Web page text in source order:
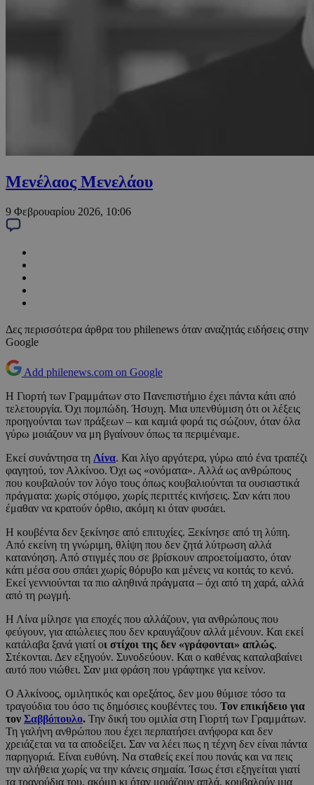
Μενέλαος Μενελάου
9 Φεβρουαρίου 2026, 10:06
Δες περισσότερα άρθρα του philenews όταν αναζητάς ειδήσεις στην
Google
Add philenews.com on Google
Η Γιορτή των Γραμμάτων στο Πανεπιστήμιο έχει πάντα κάτι από
τελετουργία. Όχι πομπώδη. Ήσυχη. Μια υπενθύμιση ότι οι λέξεις
προηγούνται των πράξεων – και καμιά φορά τις σώζουν, όταν όλα
γύρω μοιάζουν να μη βγαίνουν όπως τα περιμέναμε.
Εκεί συνάντησα τη Λίνα. Και λίγο αργότερα, γύρω από ένα τραπέζι
φαγητού, τον Αλκίνοο. Όχι ως «ονόματα». Αλλά ως ανθρώπους
που κουβαλούν τον λόγο τους όπως κουβαλιούνται τα ουσιαστικά
πράγματα: χωρίς στόμφο, χωρίς περιττές κινήσεις. Σαν κάτι που
έμαθαν να κρατούν όρθιο, ακόμη κι όταν φυσάει.
Η κουβέντα δεν ξεκίνησε από επιτυχίες. Ξεκίνησε από τη λύπη.
Από εκείνη τη γνώριμη, θλίψη που δεν ζητά λύτρωση αλλά
κατανόηση. Από στιγμές που σε βρίσκουν απροετοίμαστο, όταν
κάτι μέσα σου σπάει χωρίς θόρυβο και μένεις να κοιτάς το κενό.
Εκεί γεννιούνται τα πιο αληθινά πράγματα – όχι από τη χαρά, αλλά
από τη ρωγμή.
Η Λίνα μίλησε για εποχές που αλλάζουν, για ανθρώπους που
φεύγουν, για απώλειες που δεν κραυγάζουν αλλά μένουν. Και εκεί
κατάλαβα ξανά γιατί οι στίχοι της δεν «γράφονται» απλώς.
Στέκονται. Δεν εξηγούν. Συνοδεύουν. Και ο καθένας καταλαβαίνει
αυτό που νιώθει. Σαν μια φράση που γράφτηκε για κείνον.
Ο Αλκίνοος, ομιλητικός και ορεξάτος, δεν μου θύμισε τόσο τα
τραγούδια του όσο τις δημόσιες κουβέντες του. Τον επικήδειο για
τον Σαββόπουλο. Την δική του ομιλία στη Γιορτή των Γραμμάτων.
Τη γαλήνη ανθρώπου που έχει περπατήσει ανήφορα και δεν
χρειάζεται να τα αποδείξει. Σαν να λέει πως η τέχνη δεν είναι πάντα
παρηγοριά. Είναι ευθύνη. Να σταθείς εκεί που πονάς και να πεις
την αλήθεια χωρίς να την κάνεις σημαία. Ίσως έτσι εξηγείται γιατί
τα τραγούδια του, ακόμη κι όταν μοιάζουν απλά, κουβαλούν μια